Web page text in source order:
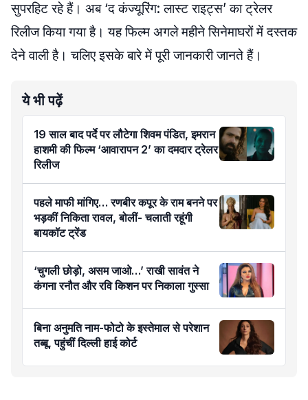
सुपरहिट रहे हैं। अब ‘द कंज्यूरिंग: लास्ट राइट्स’ का ट्रेलर
रिलीज किया गया है। यह फिल्म अगले महीने सिनेमाघरों में दस्तक
देने वाली है। चलिए इसके बारे में पूरी जानकारी जानते हैं।
ये भी पढ़ें
19 साल बाद पर्दे पर लौटेगा शिवम पंडित, इमरान
हाशमी की फिल्म ‘आवारापन 2’ का दमदार ट्रेलर
रिलीज
पहले माफी मांगिए… रणबीर कपूर के राम बनने पर
भड़कीं निकिता रावल, बोलीं- चलाती रहूंगी
बायकॉट ट्रेंड
‘चुगली छोड़ो, असम जाओ…’ राखी सावंत ने
कंगना रनौत और रवि किशन पर निकाला गुस्सा
बिना अनुमति नाम-फोटो के इस्तेमाल से परेशान
तब्बू, पहुंचीं दिल्ली हाई कोर्ट